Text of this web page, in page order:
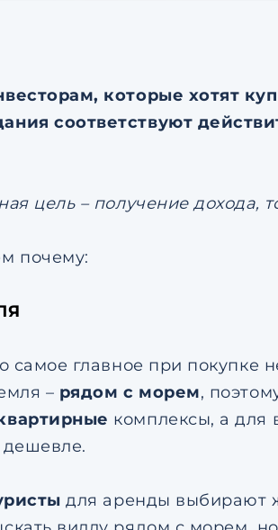
которые хотят
соответствуют
цель – получение дохода,
почему:
самое главное при покупке
– рядом с морем,
комплексы, а для
дешевле.
для аренды выбирают
соглашением
персональных